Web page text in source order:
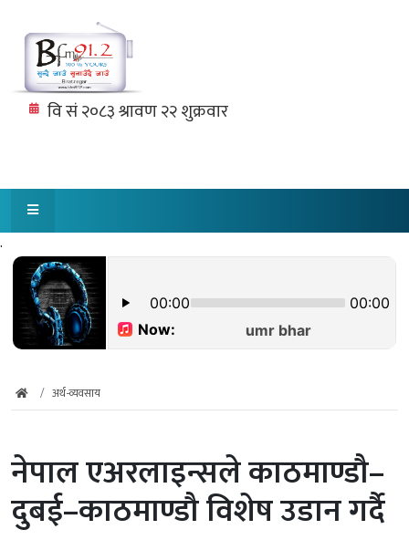
.
अर्थ-व्यवसाय
नेपाल एअरलाइन्सले काठमाण्डौ–
दुबई–काठमाण्डौ विशेष उडान गर्दै